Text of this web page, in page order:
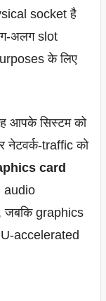
socket है
अलग slot
के लिए
आपके सिस्टम को
नेटवर्क-traffic को
card
audio
जबकि graphics
accelerated